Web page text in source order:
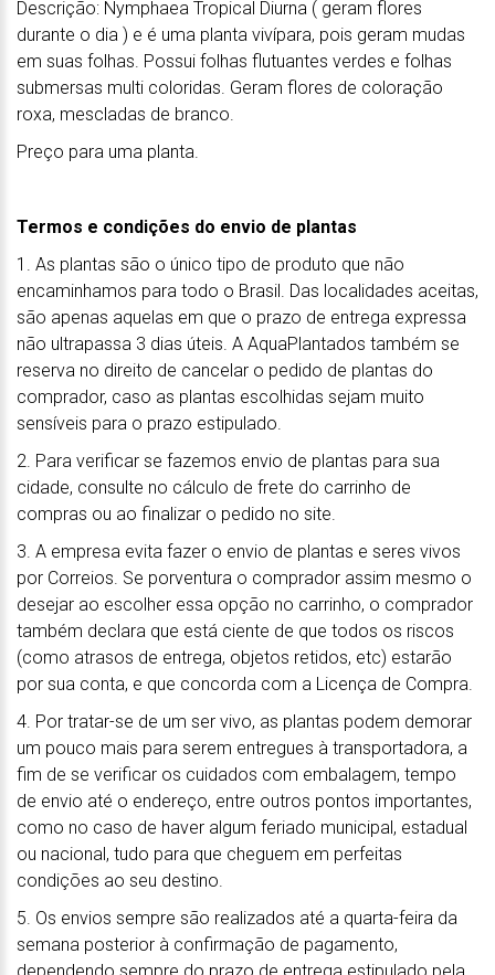
Descrição: Nymphaea Tropical Diurna ( geram flores
durante o dia ) e é uma planta vivípara, pois geram mudas
em suas folhas. Possui folhas flutuantes verdes e folhas
submersas multi coloridas. Geram flores de coloração
roxa, mescladas de branco.
Preço para uma planta.
Termos e condições do envio de plantas
1. As plantas são o único tipo de produto que não
encaminhamos para todo o Brasil. Das localidades aceitas,
são apenas aquelas em que o prazo de entrega expressa
não ultrapassa 3 dias úteis. A AquaPlantados também se
reserva no direito de cancelar o pedido de plantas do
comprador, caso as plantas escolhidas sejam muito
sensíveis para o prazo estipulado.
2. Para verificar se fazemos envio de plantas para sua
cidade, consulte no cálculo de frete do carrinho de
compras ou ao finalizar o pedido no site.
3. A empresa evita fazer o envio de plantas e seres vivos
por Correios. Se porventura o comprador assim mesmo o
desejar ao escolher essa opção no carrinho, o comprador
também declara que está ciente de que todos os riscos
(como atrasos de entrega, objetos retidos, etc) estarão
por sua conta, e que concorda com a Licença de Compra.
4. Por tratar-se de um ser vivo, as plantas podem demorar
um pouco mais para serem entregues à transportadora, a
fim de se verificar os cuidados com embalagem, tempo
de envio até o endereço, entre outros pontos importantes,
como no caso de haver algum feriado municipal, estadual
ou nacional, tudo para que cheguem em perfeitas
condições ao seu destino.
5. Os envios sempre são realizados até a quarta-feira da
semana posterior à confirmação de pagamento,